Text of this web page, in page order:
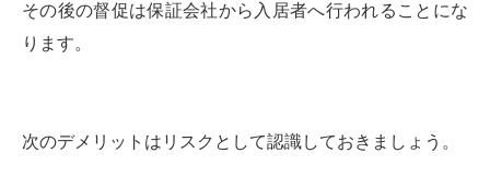
その後の督促は保証会社から入居者へ行われることにな
ります。
次のデメリットはリスクとして認識しておきましょう。